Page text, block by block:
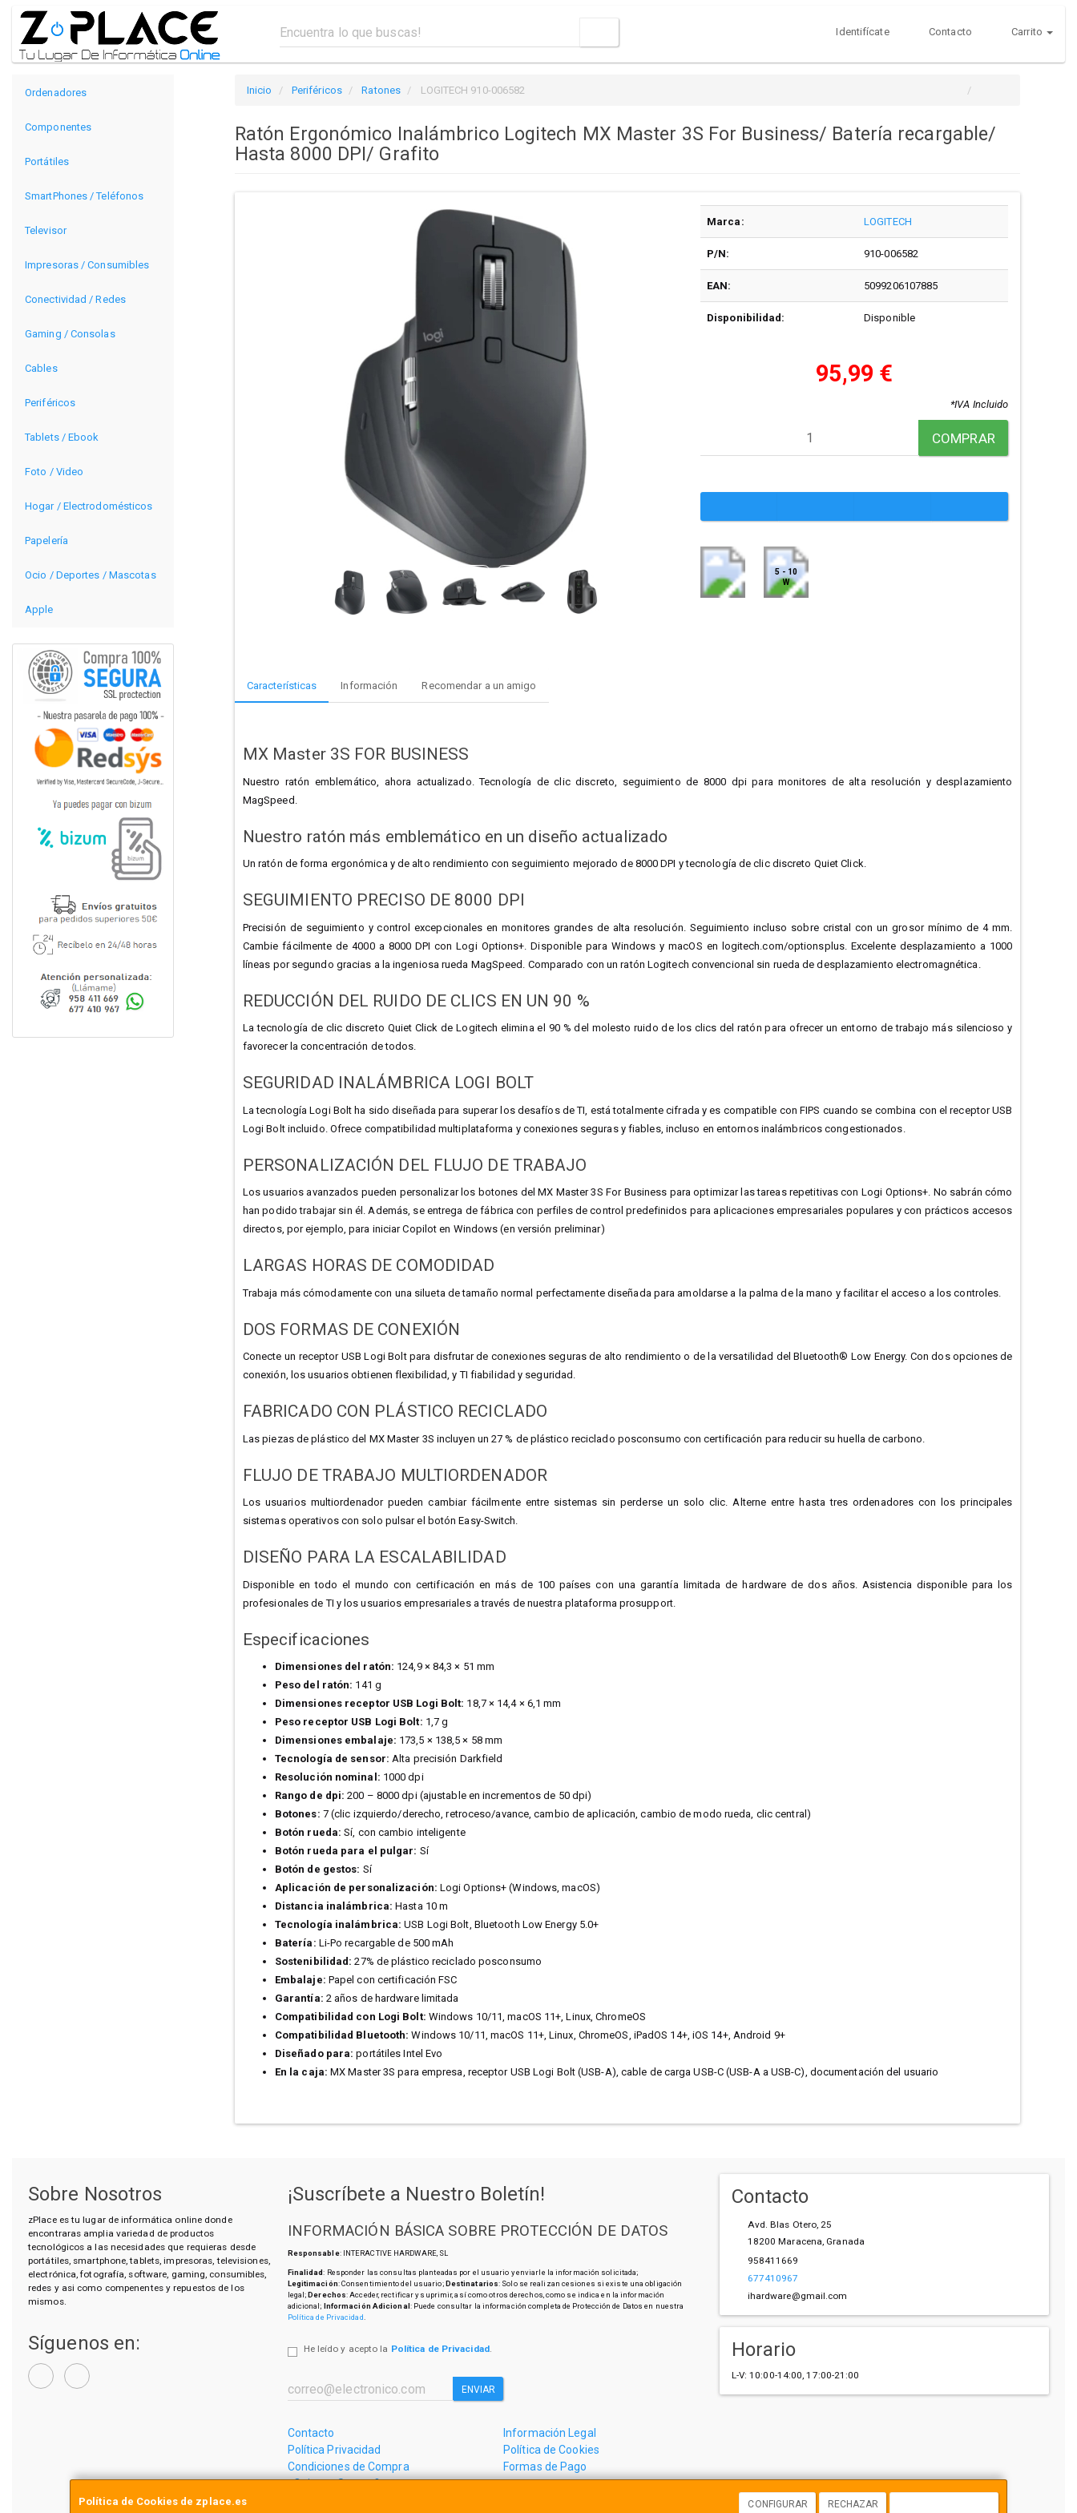
Identifícate Contacto Carrito
Ordenadores
Componentes
Portátiles
SmartPhones / Teléfonos
Televisor
Impresoras / Consumibles
Conectividad / Redes
Gaming / Consolas
Cables
Periféricos
Tablets / Ebook
Foto / Video
Hogar / Electrodomésticos
Papelería
Ocio / Deportes / Mascotas
Apple
Inicio Periféricos Ratones LOGITECH 910-006582
Ratón Ergonómico Inalámbrico Logitech MX Master 3S For Business/ Batería recargable/
Hasta 8000 DPI/ Grafito
Marca: LOGITECH
P/N: 910-006582
EAN: 5099206107885
Disponibilidad: Disponible
95,99 €
*IVA Incluido
COMPRAR
5 - 10
W
Características Información Recomendar a un amigo
MX Master 3S FOR BUSINESS
Nuestro ratón emblemático, ahora actualizado. Tecnología de clic discreto, seguimiento de 8000 dpi para monitores de alta resolución y desplazamiento
MagSpeed.
Nuestro ratón más emblemático en un diseño actualizado
Un ratón de forma ergonómica y de alto rendimiento con seguimiento mejorado de 8000 DPI y tecnología de clic discreto Quiet Click.
SEGUIMIENTO PRECISO DE 8000 DPI
Precisión de seguimiento y control excepcionales en monitores grandes de alta resolución. Seguimiento incluso sobre cristal con un grosor mínimo de 4 mm.
Cambie fácilmente de 4000 a 8000 DPI con Logi Options+. Disponible para Windows y macOS en logitech.com/optionsplus. Excelente desplazamiento a 1000
líneas por segundo gracias a la ingeniosa rueda MagSpeed. Comparado con un ratón Logitech convencional sin rueda de desplazamiento electromagnética.
REDUCCIÓN DEL RUIDO DE CLICS EN UN 90 %
La tecnología de clic discreto Quiet Click de Logitech elimina el 90 % del molesto ruido de los clics del ratón para ofrecer un entorno de trabajo más silencioso y
favorecer la concentración de todos.
SEGURIDAD INALÁMBRICA LOGI BOLT
La tecnología Logi Bolt ha sido diseñada para superar los desafíos de TI, está totalmente cifrada y es compatible con FIPS cuando se combina con el receptor USB
Logi Bolt incluido. Ofrece compatibilidad multiplataforma y conexiones seguras y fiables, incluso en entornos inalámbricos congestionados.
PERSONALIZACIÓN DEL FLUJO DE TRABAJO
Los usuarios avanzados pueden personalizar los botones del MX Master 3S For Business para optimizar las tareas repetitivas con Logi Options+. No sabrán cómo
han podido trabajar sin él. Además, se entrega de fábrica con perfiles de control predefinidos para aplicaciones empresariales populares y con prácticos accesos
directos, por ejemplo, para iniciar Copilot en Windows (en versión preliminar)
LARGAS HORAS DE COMODIDAD
Trabaja más cómodamente con una silueta de tamaño normal perfectamente diseñada para amoldarse a la palma de la mano y facilitar el acceso a los controles.
DOS FORMAS DE CONEXIÓN
Conecte un receptor USB Logi Bolt para disfrutar de conexiones seguras de alto rendimiento o de la versatilidad del Bluetooth® Low Energy. Con dos opciones de
conexión, los usuarios obtienen flexibilidad, y TI fiabilidad y seguridad.
FABRICADO CON PLÁSTICO RECICLADO
Las piezas de plástico del MX Master 3S incluyen un 27 % de plástico reciclado posconsumo con certificación para reducir su huella de carbono.
FLUJO DE TRABAJO MULTIORDENADOR
Los usuarios multiordenador pueden cambiar fácilmente entre sistemas sin perderse un solo clic. Alterne entre hasta tres ordenadores con los principales
sistemas operativos con solo pulsar el botón Easy-Switch.
DISEÑO PARA LA ESCALABILIDAD
Disponible en todo el mundo con certificación en más de 100 países con una garantía limitada de hardware de dos años. Asistencia disponible para los
profesionales de TI y los usuarios empresariales a través de nuestra plataforma prosupport.
Especificaciones
Dimensiones del ratón: 124,9 × 84,3 × 51 mm
Peso del ratón: 141 g
Dimensiones receptor USB Logi Bolt: 18,7 × 14,4 × 6,1 mm
Peso receptor USB Logi Bolt: 1,7 g
Dimensiones embalaje: 173,5 × 138,5 × 58 mm
Tecnología de sensor: Alta precisión Darkfield
Resolución nominal: 1000 dpi
Rango de dpi: 200 – 8000 dpi (ajustable en incrementos de 50 dpi)
Botones: 7 (clic izquierdo/derecho, retroceso/avance, cambio de aplicación, cambio de modo rueda, clic central)
Botón rueda: Sí, con cambio inteligente
Botón rueda para el pulgar: Sí
Botón de gestos: Sí
Aplicación de personalización: Logi Options+ (Windows, macOS)
Distancia inalámbrica: Hasta 10 m
Tecnología inalámbrica: USB Logi Bolt, Bluetooth Low Energy 5.0+
Batería: Li-Po recargable de 500 mAh
Sostenibilidad: 27% de plástico reciclado posconsumo
Embalaje: Papel con certificación FSC
Garantía: 2 años de hardware limitada
Compatibilidad con Logi Bolt: Windows 10/11, macOS 11+, Linux, ChromeOS
Compatibilidad Bluetooth: Windows 10/11, macOS 11+, Linux, ChromeOS, iPadOS 14+, iOS 14+, Android 9+
Diseñado para: portátiles Intel Evo
En la caja: MX Master 3S para empresa, receptor USB Logi Bolt (USB-A), cable de carga USB-C (USB-A a USB-C), documentación del usuario
Política de Cookies de zplace.es CONFIGURAR RECHAZAR
Sobre Nosotros
zPlace es tu lugar de informática online donde
encontraras amplia variedad de productos
tecnológicos a las necesidades que requieras desde
portátiles, smartphone, tablets, impresoras, televisiones,
electrónica, fotografía, software, gaming, consumibles,
redes y asi como compenentes y repuestos de los
mismos.
Síguenos en:
¡Suscríbete a Nuestro Boletín!
INFORMACIÓN BÁSICA SOBRE PROTECCIÓN DE DATOS
Responsable: INTERACTIVE HARDWARE, SL
Finalidad: Responder las consultas planteadas por el usuario y enviarle la información solicitada;
Legitimación: Consentimiento del usuario;Destinatarios: Solo se realizan cesiones si existe una obligación
legal;Derechos: Acceder, rectificar y suprimir, así como otros derechos, como se indica en la información
adicional; Información Adicional: Puede consultar la información completa de Protección de Datos en nuestra
Política de Privacidad
He leído y acepto la Política de Privacidad.
ENVIAR
Contacto
Información Legal
Política Privacidad
Política de Cookies
Condiciones de Compra
Formas de Pago
¿Quienes Somos?
Contacto
Avd. Blas Otero, 25
18200 Maracena, Granada
958411669
677410967
ihardware@gmail.com
Horario
L-V: 10:00-14:00, 17:00-21:00